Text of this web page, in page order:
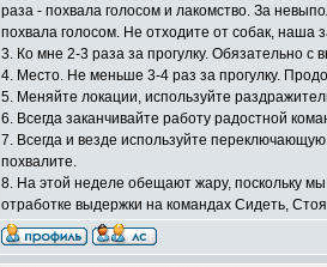
раза - похвала голосом и лакомство. За
похвала голосом. Не отходите от собак, наша
3. Ко мне 2-3 раза за прогулку. Обязательно с
4. Место. Не меньше 3-4 раз за прогулку.
5. Меняйте локации, используйте
6. Всегда заканчивайте работу радостной
7. Всегда и везде используйте
похвалите.
8. На этой неделе обещают жару, поскольку
отработке выдержки на командах Сидеть,